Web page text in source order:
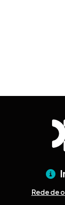
Rede de